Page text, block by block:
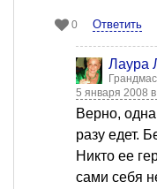
0 Ответить
Лаура
5 января 2008
Верно,
разу едет.
Никто ее
сами себя